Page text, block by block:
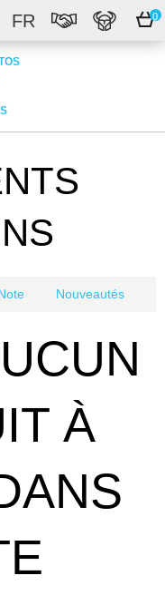
FR 0
Nouveautés
À